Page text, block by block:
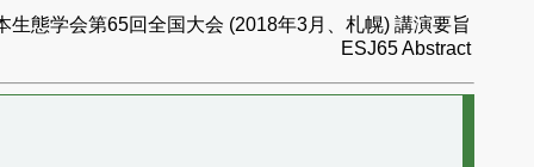
生態学会第65回全国大会 (2018年3月、札幌) 講演要旨
ESJ65 Abstract